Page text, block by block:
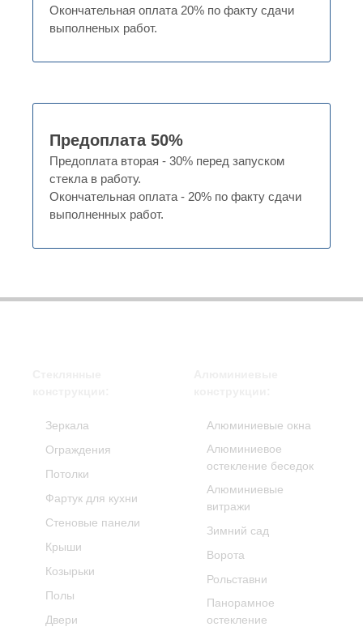
Окончательная оплата 20% по факту сдачи
выполненых работ.
Предоплата 50%
Предоплата вторая - 30% перед запуском
стекла в работу.
Окончательная оплата - 20% по факту сдачи
выполненных работ.
Зеркала
Ограждения
Потолки
Фартук для кухни
Стеновые панели
Крыши
Козырьки
Полы
Двери
Алюминиевые окна
Алюминиевое
остекление беседок
Алюминиевые
витражи
Зимний сад
Ворота
Рольставни
Панорамное
остекление